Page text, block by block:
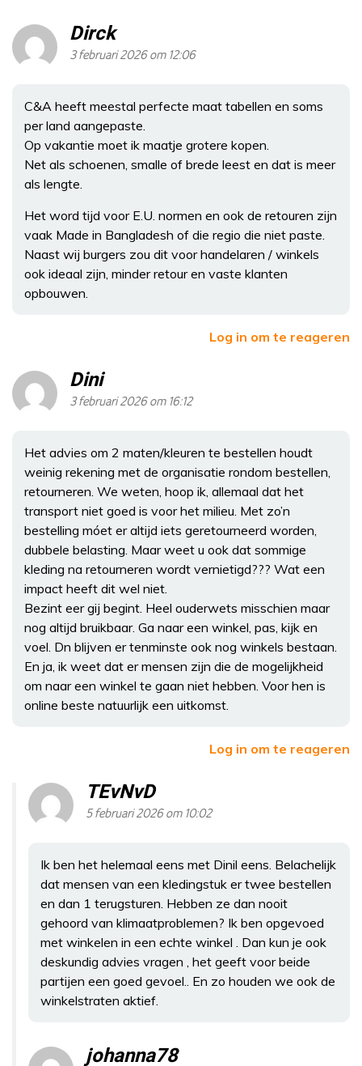
Dirck
3 februari 2026 om 12:06
C&A heeft meestal perfecte maat tabellen en soms
per land aangepaste.
Op vakantie moet ik maatje grotere kopen.
Net als schoenen, smalle of brede leest en dat is meer
als lengte.
Het word tijd voor E.U. normen en ook de retouren zijn
vaak Made in Bangladesh of die regio die niet paste.
Naast wij burgers zou dit voor handelaren / winkels
ook ideaal zijn, minder retour en vaste klanten
opbouwen.
Log in om te reageren
Dini
3 februari 2026 om 16:12
Het advies om 2 maten/kleuren te bestellen houdt
weinig rekening met de organisatie rondom bestellen,
retourneren. We weten, hoop ik, allemaal dat het
transport niet goed is voor het milieu. Met zo’n
bestelling móet er altijd iets geretourneerd worden,
dubbele belasting. Maar weet u ook dat sommige
kleding na retourneren wordt vernietigd??? Wat een
impact heeft dit wel niet.
Bezint eer gij begint. Heel ouderwets misschien maar
nog altijd bruikbaar. Ga naar een winkel, pas, kijk en
voel. Dn blijven er tenminste ook nog winkels bestaan.
En ja, ik weet dat er mensen zijn die de mogelijkheid
om naar een winkel te gaan niet hebben. Voor hen is
online beste natuurlijk een uitkomst.
Log in om te reageren
TEvNvD
5 februari 2026 om 10:02
Ik ben het helemaal eens met Dinil eens. Belachelijk
dat mensen van een kledingstuk er twee bestellen
en dan 1 terugsturen. Hebben ze dan nooit
gehoord van klimaatproblemen? Ik ben opgevoed
met winkelen in een echte winkel . Dan kun je ook
deskundig advies vragen , het geeft voor beide
partijen een goed gevoel.. En zo houden we ook de
winkelstraten aktief.
johanna78